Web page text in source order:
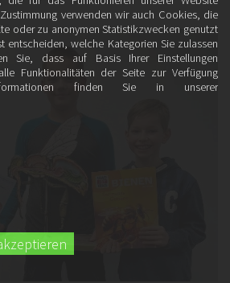
verwenden wir auch Cookies, die
oder zu anonymen Statistikzwecken genutzt
entscheiden, welche Kategorien Sie zulassen
Sie, dass auf Basis Ihrer Einstellungen
Funktionalitäten der Seite zur Verfügung
finden Sie in unserer